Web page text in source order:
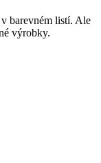
barevném listí. Ale
výrobky.